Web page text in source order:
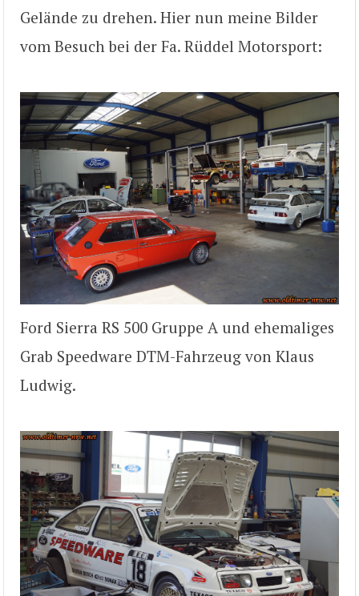
Gelände zu drehen. Hier nun meine Bilder
vom Besuch bei der Fa. Rüddel Motorsport:
Ford Sierra RS 500 Gruppe A und ehemaliges
Grab Speedware DTM-Fahrzeug von Klaus
Ludwig.